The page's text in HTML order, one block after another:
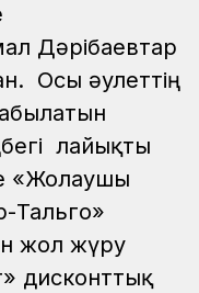
Дәрібаевтар
Осы әулеттің
лайықты
«Жолаушы
Тальго»
жол жүру
дисконттық